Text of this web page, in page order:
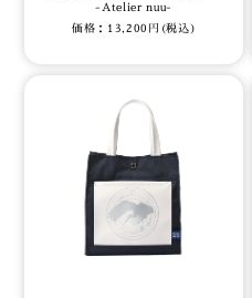
-Atelier nuu-
価格：13,200円(税込)